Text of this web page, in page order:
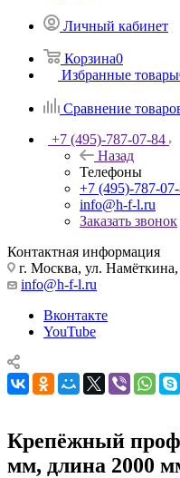
Личный кабинет
Корзина0
Избранные товары
Сравнение
+7 (495)-787-07-84
Назад
Телефоны
+7 (495)-787-
info@h-f-l.ru
Заказать звонок
Контактная информация
г. Москва, ул.
info@h-f-l.ru
Вконтакте
YouTube
Крепёжный
мм, длина 2000